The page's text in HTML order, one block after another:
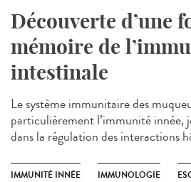
Découverte d’une
mémoire de
intestinale
Le système immunitaire des
particulièrement l’immunité innée,
dans la régulation des interactions
IMMUNITÉ INNÉE IMMUNOLOGIE